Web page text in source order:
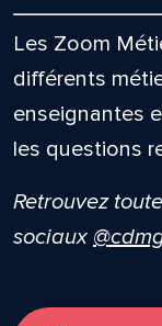
Les Zoom
différents
enseignantes
les questions
Retrouvez
sociaux